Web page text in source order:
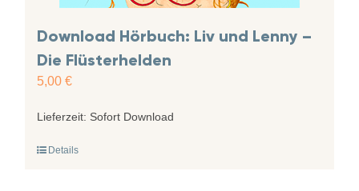
Download Hörbuch: Liv und Lenny –
Die Flüsterhelden
5,00 €
Lieferzeit: Sofort Download
Details